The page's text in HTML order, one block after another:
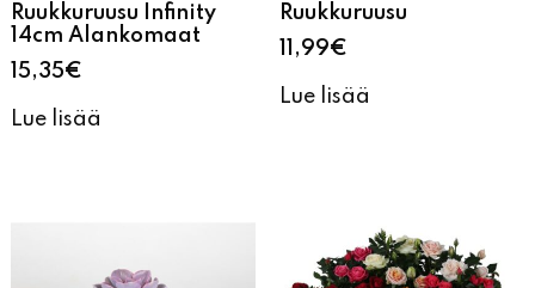
Ruukkuruusu Infinity
14cm Alankomaat
15,35€
Lue lisää
Ruukkuruusu
11,99€
Lue lisää